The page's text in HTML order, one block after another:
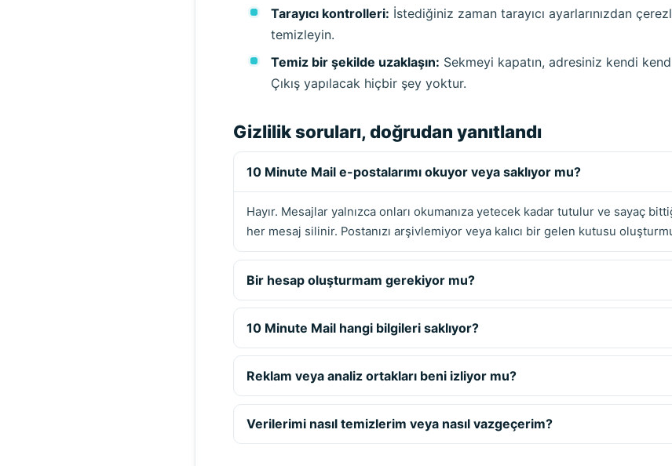
Tarayıcı kontrolleri: İstediğiniz zaman tarayıcı ayarlarınızdan
temizleyin.
Temiz bir şekilde uzaklaşın: Sekmeyi kapatın, adresiniz kendi
Çıkış yapılacak hiçbir şey yoktur.
Gizlilik soruları, doğrudan yanıtlandı
10 Minute Mail e-postalarımı okuyor veya saklıyor mu?
Hayır. Mesajlar yalnızca onları okumanıza yetecek kadar tutulur ve sayaç
her mesaj silinir. Postanızı arşivlemiyor veya kalıcı bir gelen kutusu
Bir hesap oluşturmam gerekiyor mu?
10 Minute Mail hangi bilgileri saklıyor?
Reklam veya analiz ortakları beni izliyor mu?
Verilerimi nasıl temizlerim veya nasıl vazgeçerim?